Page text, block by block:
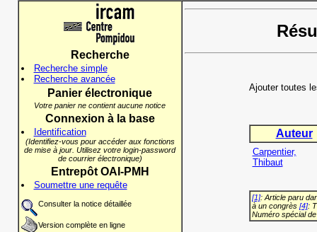
Recherche
Recherche simple
Recherche avancée
Panier électronique
Votre panier ne contient aucune notice
Connexion à la base
Identification
(Identifiez-vous pour accéder aux fonctions
de mise à jour. Utilisez votre login-password
de courrier électronique)
Entrepôt OAI-PMH
Soumettre une requête
Consulter la notice détaillée
Version complète en ligne
Ajouter toutes
Auteur
Carpentier,
Thibaut
[1]: Article paru
à un congrès [4]:
Numéro spécial